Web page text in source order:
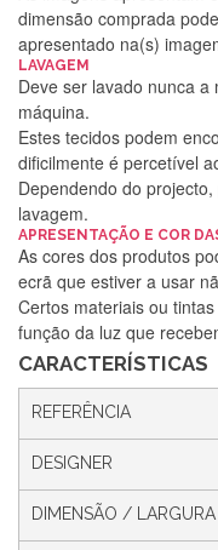
dimensão comprada
apresentado na(s)
LAVAGEM
Deve ser lavado nunca
máquina.
Estes tecidos podem
dificilmente é percetível
Dependendo do
lavagem.
APRESENTAÇÃO E COR
As cores dos produtos
ecrã que estiver a usar
Certos materiais ou
função da luz que
CARACTERÍSTICAS
REFERÊNCIA
DESIGNER
DIMENSÃO / LARGURA
Encomenda
Gostei